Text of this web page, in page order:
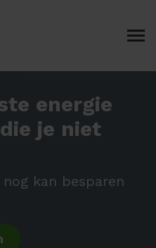
energie
je niet
kan besparen